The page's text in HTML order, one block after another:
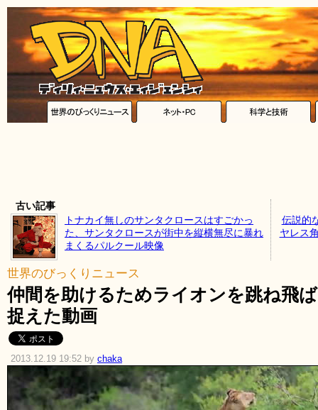
古い記事
トナカイ無しのサンタクロースはすごかっ
た、サンタクロースが街中を縦横無尽に暴れ
まくるパルクール映像
伝説的
ヤレス
世界のびっくりニュース
仲間を助けるためライオンを跳ね飛
捉えた動画
2013.12.19 19:52 by chaka